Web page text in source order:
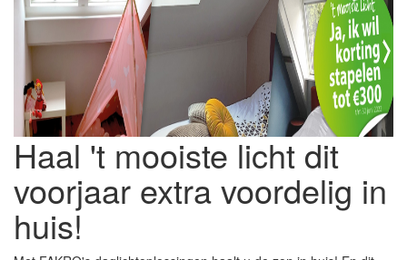
Haal 't mooiste licht dit
voorjaar extra voordelig in
huis!